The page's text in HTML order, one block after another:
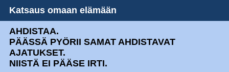
Katsaus omaan elämään
AHDISTAA.
PÄÄSSÄ PYÖRII SAMAT AHDISTAVAT
AJATUKSET.
NIISTÄ EI PÄÄSE IRTI.